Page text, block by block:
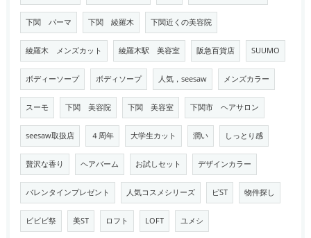
下関 パーマ 下関 綾羅木 下関近くの美容院
綾羅木 メンズカット 綾羅木駅 美容室 阪急百貨店 SUUMO
ボディーソープ ボディソープ 人気，seesaw メンズカラー
スーモ 下関 美容院 下関 美容室 下関市 ヘアサロン
seesaw取扱店 ４周年 大学生カット 潤い しっとり感
贅沢な香り ヘアバーム お試しセット デザインカラー
バレンタインプレゼント 人気コスメシリーズ ビST 物件探し
ビビビ祭 美ST ロフト LOFT ユメシ